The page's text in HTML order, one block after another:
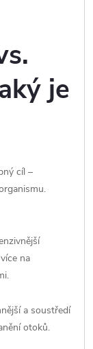
je
cíl –
na
a soustředí
otoků.